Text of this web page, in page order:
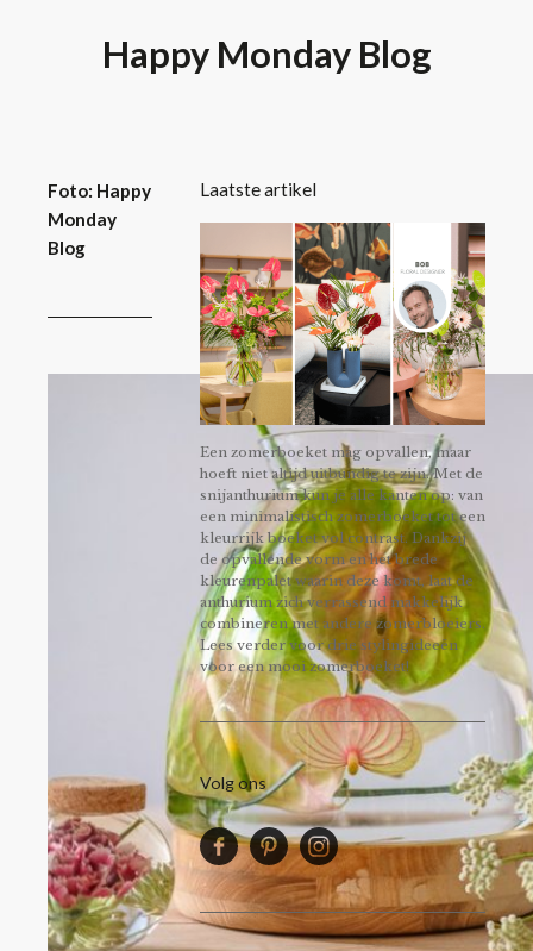
Happy Monday Blog
Foto: Happy
Monday
Blog
Laatste artikel
Een zomerboeket mag opvallen, maar
hoeft niet altijd uitbundig te zijn. Met de
snijanthurium kun je alle kanten op: van
een minimalistisch zomerboeket tot een
kleurrijk boeket vol contrast. Dankzij
de opvallende vorm en het brede
kleurenpalet waarin deze komt, laat de
anthurium zich verrassend makkelijk
combineren met andere zomerbloeiers.
Lees verder voor drie stylingideeën
voor een mooi zomerboeket!
Volg ons